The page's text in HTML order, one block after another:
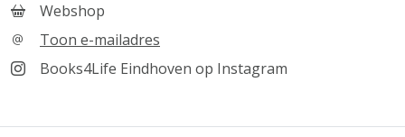
Webshop
Toon e-mailadres
Books4Life Eindhoven op Instagram